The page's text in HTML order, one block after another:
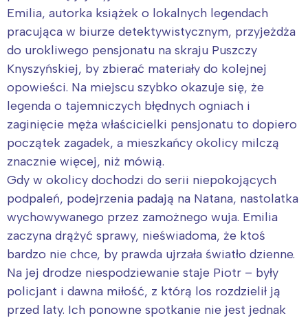
Emilia, autorka książek o lokalnych legendach
pracująca w biurze detektywistycznym, przyjeżdża
do urokliwego pensjonatu na skraju Puszczy
Knyszyńskiej, by zbierać materiały do kolejnej
opowieści. Na miejscu szybko okazuje się, że
legenda o tajemniczych błędnych ogniach i
zaginięcie męża właścicielki pensjonatu to dopiero
początek zagadek, a mieszkańcy okolicy milczą
znacznie więcej, niż mówią.
Gdy w okolicy dochodzi do serii niepokojących
podpaleń, podejrzenia padają na Natana, nastolatka
wychowywanego przez zamożnego wuja. Emilia
zaczyna drążyć sprawy, nieświadoma, że ktoś
bardzo nie chce, by prawda ujrzała światło dzienne.
Na jej drodze niespodziewanie staje Piotr – były
policjant i dawna miłość, z którą los rozdzielił ją
przed laty. Ich ponowne spotkanie nie jest jednak
tego regionu:
Warszawa
Łódź
Trójmiasto
Poznań
Wrocław
Śląsk
Kraków
Południe
Północ
Wszystkie
Wybieram